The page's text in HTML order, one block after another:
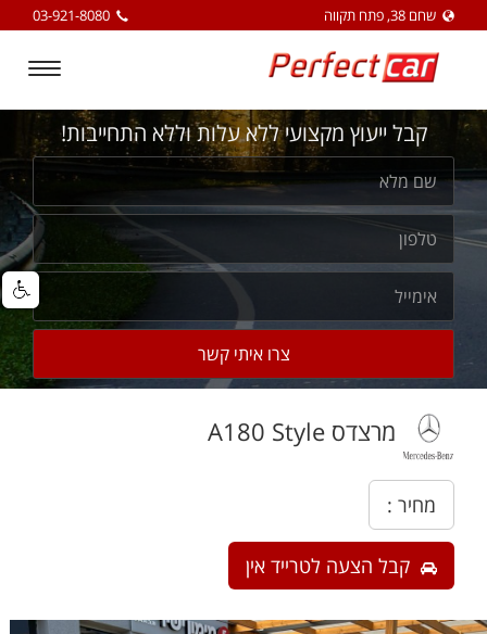
שחם 38, פתח תקווה 03-921-8080
Toggle
קבל ייעוץ מקצועי ללא עלות וללא התחייבות!
מרצדס A180 Style
מחיר :
קבל הצעה לטרייד אין